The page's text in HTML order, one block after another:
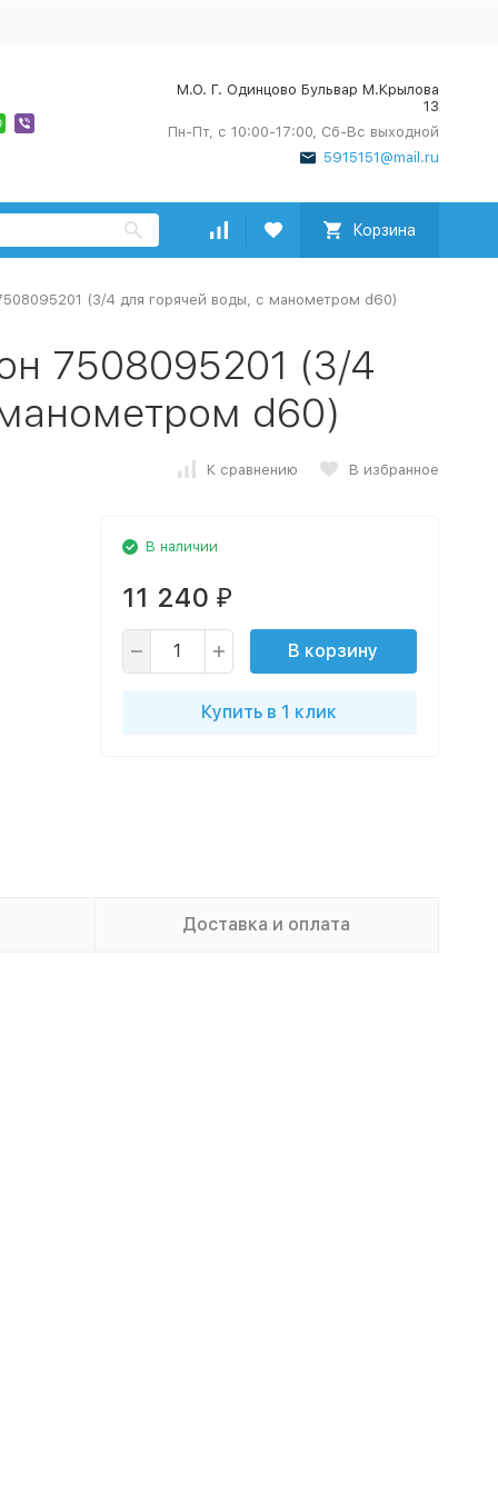
М.О. Г. Одинцово Бульвар М.Крылова
13
Пн-Пт, с 10:00-17:00, Сб-Вс выходной
5915151@mail.ru
Корзина
(3/4 для горячей воды, с манометром d60)
7508095201 (3/4
d60)
К сравнению В избранное
В наличии
11 240 ₽
В корзину
Купить в 1 клик
Доставка и оплата